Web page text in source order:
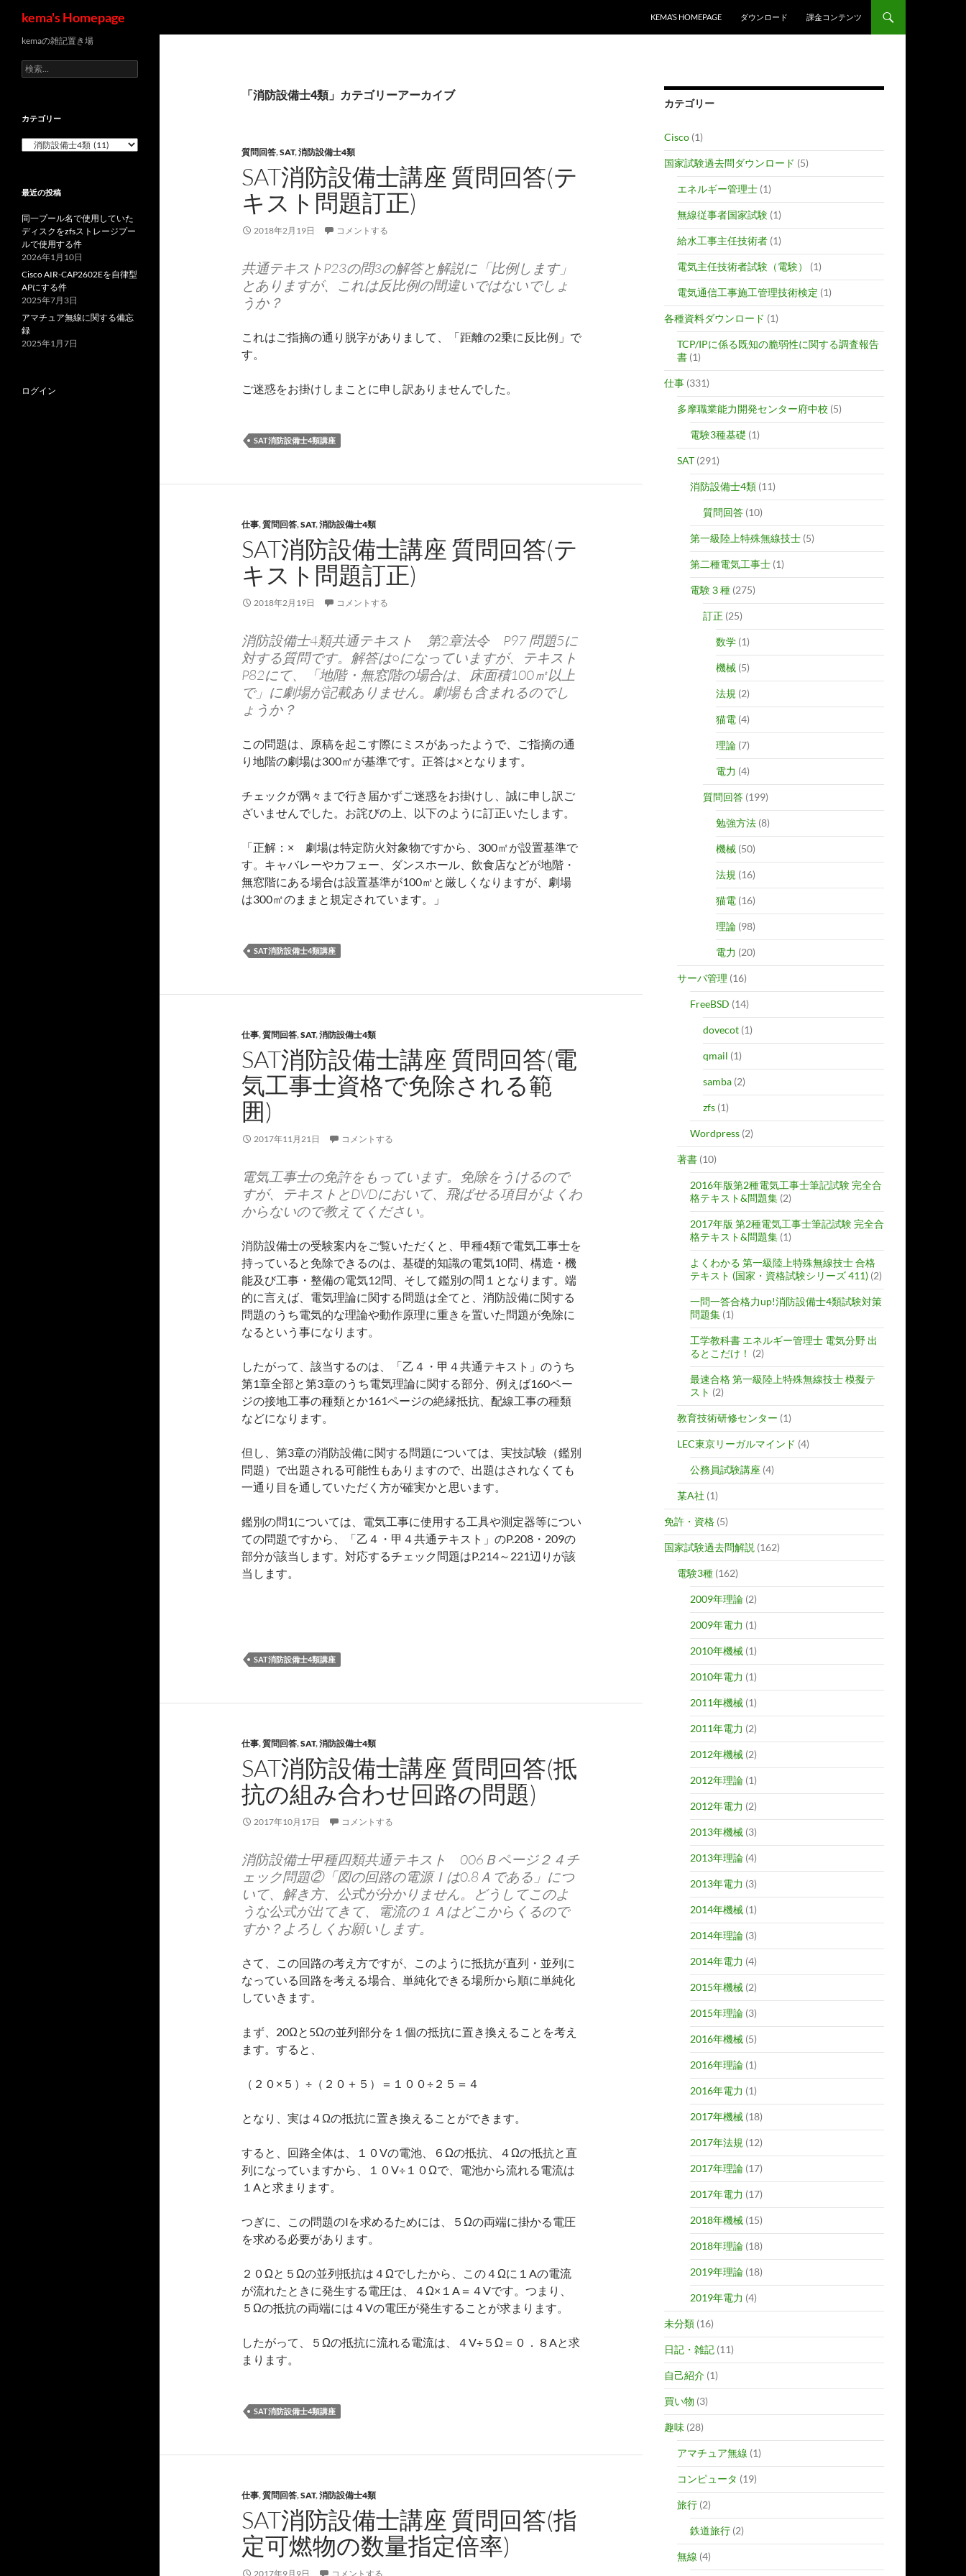
kema's Homepage KEMA’S HOMEPAGE ダウンロード 課金コンテンツ
「消防設備士4類」カテゴリーアーカイブ
質問回答,SAT,消防設備士4類
SAT消防設備士講座 質問回答(テ
キスト問題訂正)
2018年2月19日 コメントする
共通テキストP23の問3の解答と解説に「比例します」
とありますが、これは反比例の間違いではないでしょ
うか？
これはご指摘の通り脱字がありまして、「距離の2乗に反比例」で
す。
ご迷惑をお掛けしまことに申し訳ありませんでした。
SAT消防設備士4類講座
仕事,質問回答,SAT,消防設備士4類
SAT消防設備士講座 質問回答(テ
キスト問題訂正)
2018年2月19日 コメントする
消防設備士4類共通テキスト 第2章法令 P97 問題5に
対する質問です。解答は○になっていますが、テキスト
P82にて、「地階・無窓階の場合は、床面積100㎡以上
で」に劇場が記載ありません。劇場も含まれるのでし
ょうか？
この問題は、原稿を起こす際にミスがあったようで、ご指摘の通
り地階の劇場は300㎡が基準です。正答は×となります。
チェックが隅々まで行き届かずご迷惑をお掛けし、誠に申し訳ご
ざいませんでした。お詫びの上、以下のように訂正いたします。
「正解：× 劇場は特定防火対象物ですから、300㎡が設置基準で
す。キャバレーやカフェー、ダンスホール、飲食店などが地階・
無窓階にある場合は設置基準が100㎡と厳しくなりますが、劇場
は300㎡のままと規定されています。」
SAT消防設備士4類講座
仕事,質問回答,SAT,消防設備士4類
SAT消防設備士講座 質問回答(電
気工事士資格で免除される範
囲)
2017年11月21日 コメントする
電気工事士の免許をもっています。免除をうけるので
すが、テキストとDVDにおいて、飛ばせる項目がよくわ
からないので教えてください。
消防設備士の受験案内をご覧いただくと、甲種4類で電気工事士を
持っていると免除できるのは、基礎的知識の電気10問、構造・機
能及び工事・整備の電気12問、そして鑑別の問１となります。端
的に言えば、電気理論に関する問題は全てと、消防設備に関する
問題のうち電気的な理論や動作原理に重きを置いた問題が免除に
なるという事になります。
したがって、該当するのは、「乙４・甲４共通テキスト」のうち
第1章全部と第3章のうち電気理論に関する部分、例えば160ペー
ジの接地工事の種類とか161ページの絶縁抵抗、配線工事の種類
などになります。
但し、第3章の消防設備に関する問題については、実技試験（鑑別
問題）で出題される可能性もありますので、出題はされなくても
一通り目を通していただく方が確実かと思います。
鑑別の問1については、電気工事に使用する工具や測定器等につい
ての問題ですから、「乙４・甲４共通テキスト」のP.208・209の
部分が該当します。対応するチェック問題はP.214～221辺りが該
当します。
SAT消防設備士4類講座
仕事,質問回答,SAT,消防設備士4類
SAT消防設備士講座 質問回答(抵
抗の組み合わせ回路の問題)
2017年10月17日 コメントする
消防設備士甲種四類共通テキスト 006Ｂページ２４チ
ェック問題②「図の回路の電源Ｉは0.8Ａである」につ
いて、解き方、公式が分かりません。どうしてこのよ
うな公式が出てきて、電流の１Ａはどこからくるので
すか？よろしくお願いします。
さて、この回路の考え方ですが、このように抵抗が直列・並列に
なっている回路を考える場合、単純化できる場所から順に単純化
していきます。
まず、20Ωと5Ωの並列部分を１個の抵抗に置き換えることを考え
ます。すると、
（２０×５）÷（２０＋５）＝１００÷２５＝４
となり、実は４Ωの抵抗に置き換えることができます。
すると、回路全体は、１０Vの電池、６Ωの抵抗、４Ωの抵抗と直
列になっていますから、１０V÷１０Ωで、電池から流れる電流は
１Aと求まります。
つぎに、この問題のIを求めるためには、５Ωの両端に掛かる電圧
を求める必要があります。
２０Ωと５Ωの並列抵抗は４Ωでしたから、この４Ωに１Aの電流
が流れたときに発生する電圧は、４Ω×１A＝４Vです。つまり、
５Ωの抵抗の両端には４Vの電圧が発生することが求まります。
したがって、５Ωの抵抗に流れる電流は、４V÷５Ω＝０．８Aと求
まります。
SAT消防設備士4類講座
仕事,質問回答,SAT,消防設備士4類
SAT消防設備士講座 質問回答(指
定可燃物の数量指定倍率)
2017年9月9日 コメントする
カテゴリー
Cisco (1)
国家試験過去問ダウンロード (5)
エネルギー管理士 (1)
無線従事者国家試験 (1)
給水工事主任技術者 (1)
電気主任技術者試験（電験） (1)
電気通信工事施工管理技術検定 (1)
各種資料ダウンロード (1)
TCP/IPに係る既知の脆弱性に関する調査報告
書 (1)
仕事 (331)
多摩職業能力開発センター府中校 (5)
電験3種基礎 (1)
SAT (291)
消防設備士4類 (11)
質問回答 (10)
第一級陸上特殊無線技士 (5)
第二種電気工事士 (1)
電験３種 (275)
訂正 (25)
数学 (1)
機械 (5)
法規 (2)
猫電 (4)
理論 (7)
電力 (4)
質問回答 (199)
勉強方法 (8)
機械 (50)
法規 (16)
猫電 (16)
理論 (98)
電力 (20)
サーバ管理 (16)
FreeBSD (14)
dovecot (1)
qmail (1)
samba (2)
zfs (1)
Wordpress (2)
著書 (10)
2016年版第2種電気工事士筆記試験 完全合
格テキスト&問題集 (2)
2017年版 第2種電気工事士筆記試験 完全合
格テキスト&問題集 (1)
よくわかる 第一級陸上特殊無線技士 合格
テキスト (国家・資格試験シリーズ 411) (2)
一問一答合格力up!消防設備士4類試験対策
問題集 (1)
工学教科書 エネルギー管理士 電気分野 出
るとこだけ！ (2)
最速合格 第一級陸上特殊無線技士 模擬テ
スト (2)
教育技術研修センター (1)
LEC東京リーガルマインド (4)
公務員試験講座 (4)
某A社 (1)
免許・資格 (5)
国家試験過去問解説 (162)
電験3種 (162)
2009年理論 (2)
2009年電力 (1)
2010年機械 (1)
2010年電力 (1)
2011年機械 (1)
2011年電力 (2)
2012年機械 (2)
2012年理論 (1)
2012年電力 (2)
2013年機械 (3)
2013年理論 (4)
2013年電力 (3)
2014年機械 (1)
2014年理論 (3)
2014年電力 (4)
2015年機械 (2)
2015年理論 (3)
2016年機械 (5)
2016年理論 (1)
2016年電力 (1)
2017年機械 (18)
2017年法規 (12)
2017年理論 (17)
2017年電力 (17)
2018年機械 (15)
2018年理論 (18)
2019年理論 (18)
2019年電力 (4)
未分類 (16)
日記・雑記 (11)
自己紹介 (1)
買い物 (3)
趣味 (28)
アマチュア無線 (1)
コンピュータ (19)
旅行 (2)
鉄道旅行 (2)
無線 (4)
kemaの雑記置き場
検
索:
カテゴリー
ー
最近の投稿
同一プール名で使用していた
ディスクをzfsストレージプー
ルで使用する件
2026年1月10日
Cisco AIR-CAP2602Eを自律型
APにする件
2025年7月3日
アマチュア無線に関する備忘
録
2025年1月7日
ログイン